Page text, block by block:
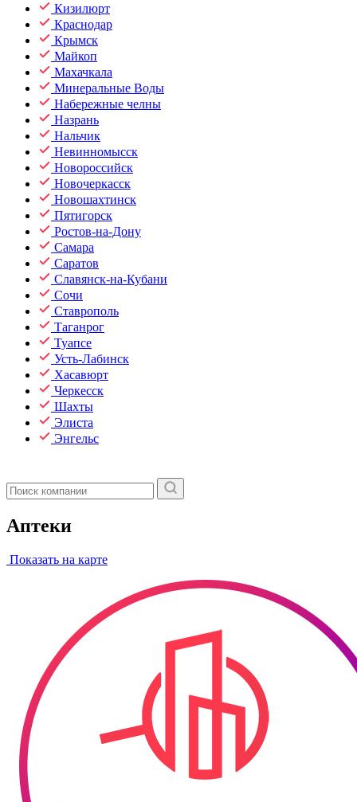
Кизилюрт
Краснодар
Крымск
Майкоп
Махачкала
Минеральные Воды
Набережные челны
Назрань
Нальчик
Невинномысск
Новороссийск
Новочеркасск
Новошахтинск
Пятигорск
Ростов-на-Дону
Самара
Саратов
Славянск-на-Кубани
Сочи
Ставрополь
Таганрог
Туапсе
Усть-Лабинск
Хасавюрт
Черкесск
Шахты
Элиста
Энгельс
Аптеки
Показать на карте